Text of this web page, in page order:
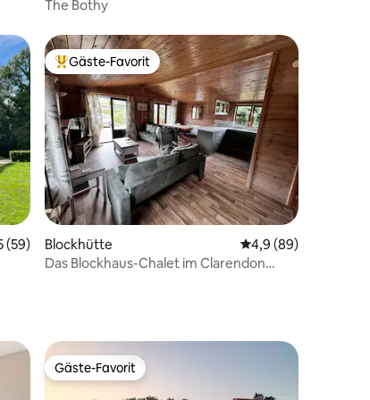
The Bothy
Bewertung: 4,85 von 5, 59 Bewertungen
(59)
Beliebter Gäste-Favorit.
Gäste-Favorit
Blockhütte Durchschnittliche
4,9 (89)
Das Blockhaus-Chalet im Clarendon
Gäste-Favorit
Gäste-Favorit